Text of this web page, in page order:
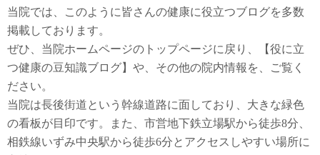
当院では、このように皆さんの健康に役立つブログを多数
掲載しております。
ぜひ、当院ホームページのトップページに戻り、【役に立
つ健康の豆知識ブログ】や、その他の院内情報を、ご覧く
ださい。
当院は長後街道という幹線道路に面しており、大きな緑色
の看板が目印です。また、市営地下鉄立場駅から徒歩8分、
相鉄線いずみ中央駅から徒歩6分とアクセスしやすい場所に